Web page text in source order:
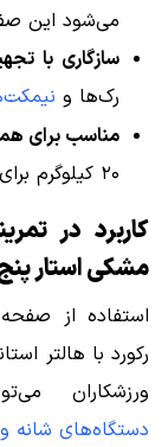
می‌شود این
سازگاری با
رک‌ها و
مناسب برای
۲۰ کیلوگرم برای مبتدیان تا حرفه‌ای‌ها مناسب است.
کاربرد در
مشکی استار
استفاده از
رکورد با هالتر
ورزشکاران
دستگاه‌های شانه و